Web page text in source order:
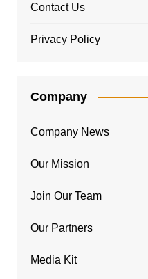
Contact Us
Privacy Policy
Company
Company News
Our Mission
Join Our Team
Our Partners
Media Kit